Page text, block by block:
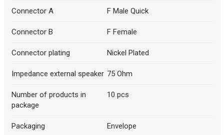
Connector A F Male Quick
Connector B F Female
Connector plating Nickel Plated
Impedance external speaker 75 Ohm
Number of products in
package
10 pcs
Packaging Envelope